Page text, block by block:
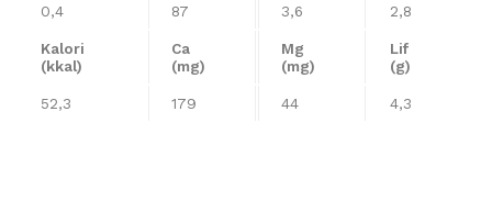
0,4 87 3,6 2,8
Kalori
(kkal)
Ca
(mg)
Mg
(mg)
Lif
(g)
52,3 179 44 4,3